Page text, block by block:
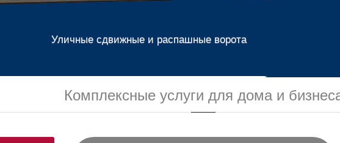
Уличные сдвижные и распашные ворота
Комплексные услуги для дома и